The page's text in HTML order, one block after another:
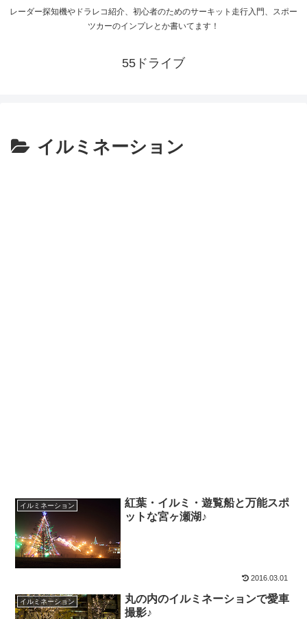
レーダー探知機やドラレコ紹介、初心者のためのサーキット走行入門、スポー
ツカーのインプレとか書いてます！
55ドライブ
イルミネーション
イルミネーション
紅葉・イルミ・遊覧船と万能スポ
ットな宮ヶ瀬湖♪
2016.03.01
イルミネーション
丸の内のイルミネーションで愛車
撮影♪